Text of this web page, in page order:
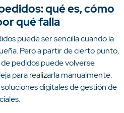
qué es, cómo
qué falla
puede ser sencilla cuando la
Pero a partir de cierto punto,
pedidos puede volverse
para realizarla manualmente.
digitales de gestión de